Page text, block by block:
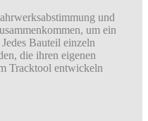
und
um ein
Bauteil einzeln
die ihren eigenen
Tracktool entwickeln